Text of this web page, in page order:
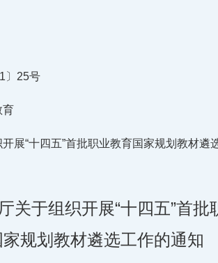
〕25号
育
展“十四五”首批职业教育国家规划教材遴
关于组织开展“十四五”首批
规划教材遴选工作的通知